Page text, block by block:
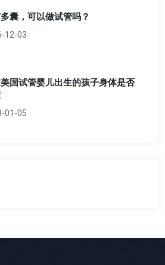
囊，可以做试管吗？
12-03
国试管婴儿出生的孩子身体是否
01-05